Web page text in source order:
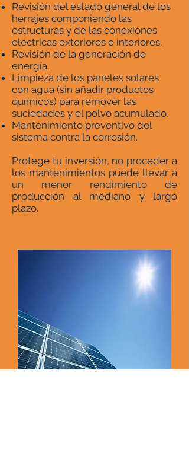
Revisión del estado general de los
herrajes componiendo las
estructuras y de las conexiones
eléctricas exteriores e interiores.
Revisión de la generación de
energía.
Limpieza de los paneles solares
con agua (sin añadir productos
químicos) para remover las
suciedades y el polvo acumulado.
Mantenimiento preventivo del
sistema contra la corrosión.
Protege tu inversión, no proceder a
los mantenimientos puede llevar a
un menor rendimiento de
producción al mediano y largo
plazo.